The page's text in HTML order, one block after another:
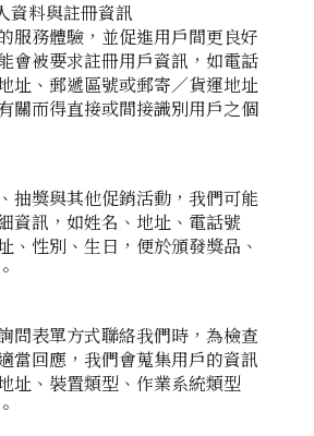
資料與註冊資訊
服務體驗，並促進用戶間更良好
會被要求註冊用戶資訊，如電話
址、郵遞區號或郵寄／貨運地址
關而得直接或間接識別用戶之個
抽獎與其他促銷活動，我們可能
資訊，如姓名、地址、電話號
、性別、生日，便於頒發獎品、
問表單方式聯絡我們時，為檢查
當回應，我們會蒐集用戶的資訊
址、裝置類型、作業系統類型